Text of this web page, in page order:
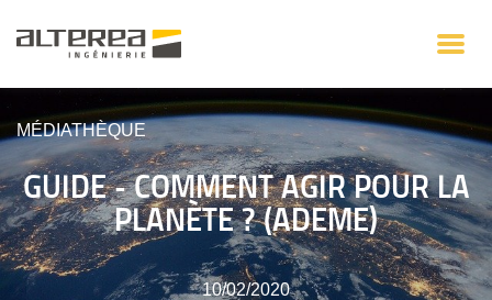
MÉDIATHÈQUE
GUIDE - COMMENT AGIR POUR LA
PLANÈTE ? (ADEME)
10/02/2020